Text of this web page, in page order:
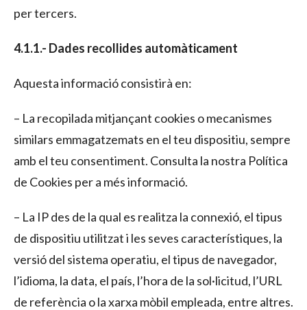
per tercers.
4.1.1.- Dades recollides automàticament
Aquesta informació consistirà en:
– La recopilada mitjançant cookies o mecanismes
similars emmagatzemats en el teu dispositiu, sempre
amb el teu consentiment. Consulta la nostra Política
de Cookies per a més informació.
– La IP des de la qual es realitza la connexió, el tipus
de dispositiu utilitzat i les seves característiques, la
versió del sistema operatiu, el tipus de navegador,
l’idioma, la data, el país, l’hora de la sol·licitud, l’URL
de referència o la xarxa mòbil empleada, entre altres.